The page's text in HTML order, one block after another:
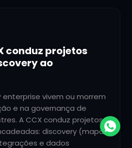
conduz projetos
ao
enterprise vivem ou morrem
e na governança de
A CCX conduz projetos
discovery (mapa
e dados